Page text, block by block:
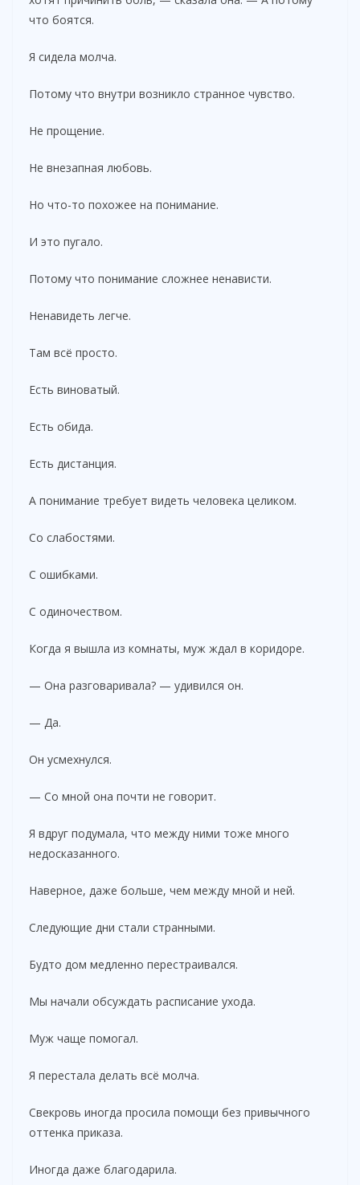
что боятся.
Я сидела молча.
Потому что внутри возникло странное чувство.
Не прощение.
Не внезапная любовь.
Но что-то похожее на понимание.
И это пугало.
Потому что понимание сложнее ненависти.
Ненавидеть легче.
Там всё просто.
Есть виноватый.
Есть обида.
Есть дистанция.
А понимание требует видеть человека целиком.
Со слабостями.
С ошибками.
С одиночеством.
Когда я вышла из комнаты, муж ждал в коридоре.
— Она разговаривала? — удивился он.
— Да.
Он усмехнулся.
— Со мной она почти не говорит.
Я вдруг подумала, что между ними тоже много
недосказанного.
Наверное, даже больше, чем между мной и ней.
Следующие дни стали странными.
Будто дом медленно перестраивался.
Мы начали обсуждать расписание ухода.
Муж чаще помогал.
Я перестала делать всё молча.
Свекровь иногда просила помощи без привычного
оттенка приказа.
Иногда даже благодарила.